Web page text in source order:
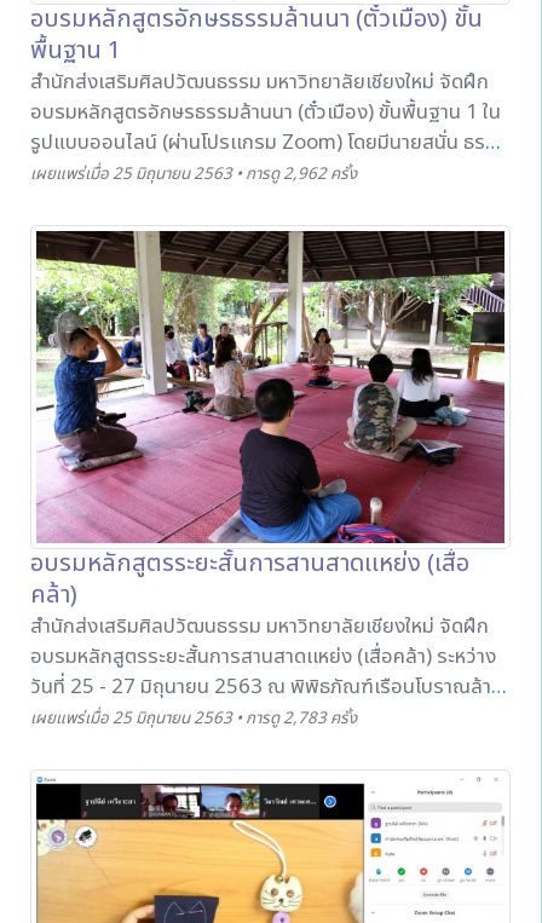
อบรมหลักสูตรอักษรธรรมล้านนา (ตั๋วเมือง) ขั้น
พื้นฐาน 1
สำนักส่งเสริมศิลปวัฒนธรรม มหาวิทยาลัยเชียงใหม่ จัดฝึก
อบรมหลักสูตรอักษรธรรมล้านนา (ตั๋วเมือง) ขั้นพื้นฐาน 1 ใน
รูปแบบออนไลน์ (ผ่านโปรเเกรม Zoom) โดยมีนายสนั่น ธร
รมธิ (ผู้เชี่ยวชาญด้านอักษรธรรมล้านนา) เป็นวิทยากร
เรียนรู้ โดยใช้ระยะเวลาในการฝึกอบรมตลอดหลักสูตร จำนวน
24 ชั่วโมง หลังจากจบหลักสูตรแล้ว ผู้เข้าร่วมจะสามารถนำ
ความรู้ที่ได้ไปประยุกต์ใช้ให้เกิดประโยชน์ในด้านต่างๆ ต่อไป
เผยแพร่เมื่อ 25 มิถุนายน 2563 • การดู 2,962 ครั้ง
อบรมหลักสูตรระยะสั้นการสานสาดเเหย่ง (เสื่อ
คล้า)
สำนักส่งเสริมศิลปวัฒนธรรม มหาวิทยาลัยเชียงใหม่ จัดฝึก
อบรมหลักสูตรระยะสั้นการสานสาดเเหย่ง (เสื่อคล้า) ระหว่าง
วันที่ 25 - 27 มิถุนายน 2563 ณ พิพิธภัณฑ์เรือนโบราณล้าน
นา มช. โดยมีวิทยากรจากกลุ่มจักสานบ้านปากคลอง อำเภอ
การสานสาดแหย่ง รวมไปถึงขั้นตอนและวิธีการการสานสาด
แหย่ง เพื่อให้ผู้เข้าอบรมสามารถนำความรู้ที่ได้ไปต่อยอดทาง
ทั้งทางด้านการศึกษา อาชีพ และด้านที่เกี่ยวข้องต่อไปได้
เผยแพร่เมื่อ 25 มิถุนายน 2563 • การดู 2,783 ครั้ง